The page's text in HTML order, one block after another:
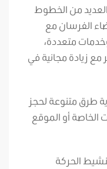
من الخطوط
الفرسان مع
متعددة،
مع زيادة مجانية في
طرق متنوعة لحجز
الخاصة أو الموقع
الحركة